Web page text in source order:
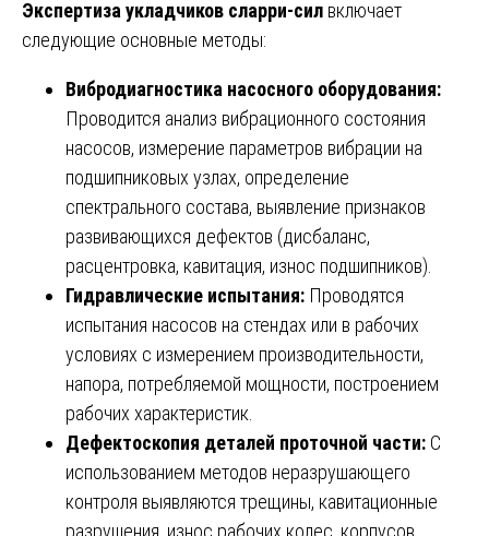
Экспертиза укладчиков сларри-сил включает
следующие основные методы:
Вибродиагностика насосного оборудования:
Проводится анализ вибрационного состояния
насосов, измерение параметров вибрации на
подшипниковых узлах, определение
спектрального состава, выявление признаков
развивающихся дефектов (дисбаланс,
расцентровка, кавитация, износ подшипников).
Гидравлические испытания: Проводятся
испытания насосов на стендах или в рабочих
условиях с измерением производительности,
напора, потребляемой мощности, построением
рабочих характеристик.
Дефектоскопия деталей проточной части: С
использованием методов неразрушающего
контроля выявляются трещины, кавитационные
разрушения, износ рабочих колес, корпусов.